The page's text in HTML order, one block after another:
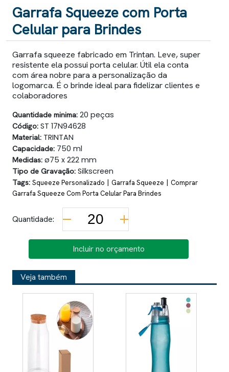
Garrafa Squeeze com Porta
Celular para Brindes
Garrafa squeeze fabricado em Trintan. Leve, super
resistente ela possui porta celular. Útil ela conta
com área nobre para a personalização da
logomarca. É o brinde ideal para fidelizar clientes e
colaboradores
Quantidade minima: 20 peças
Código: ST 17N94628
Material: TRINTAN
Capacidade: 750 ml
Medidas: ø75 x 222 mm
Tipo de Gravação: Silkscreen
Tags: Squeeze Personalizado | Garrafa Squeeze | Comprar
Garrafa Squeeze Com Porta Celular Para Brindes
Quantidade:
Incluir no orçamento
Veja também